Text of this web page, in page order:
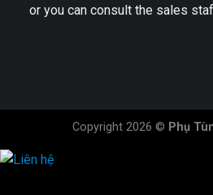
or you can consult the sales
Copyright 2026 © Phụ